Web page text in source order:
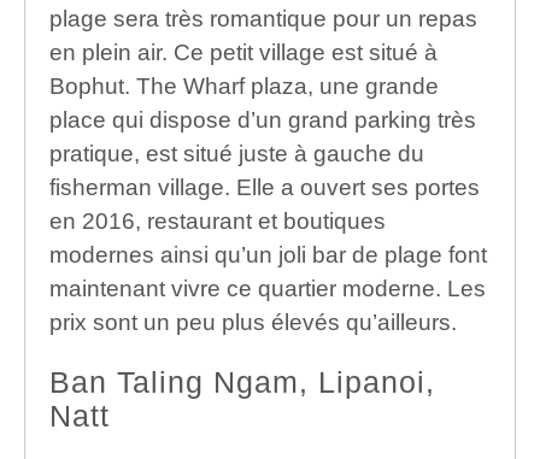
plage sera très romantique pour un repas
en plein air. Ce petit village est situé à
Bophut. The Wharf plaza, une grande
place qui dispose d’un grand parking très
pratique, est situé juste à gauche du
fisherman village. Elle a ouvert ses portes
en 2016, restaurant et boutiques
modernes ainsi qu’un joli bar de plage font
maintenant vivre ce quartier moderne. Les
prix sont un peu plus élevés qu’ailleurs.
Ban Taling Ngam, Lipanoi,
Natt